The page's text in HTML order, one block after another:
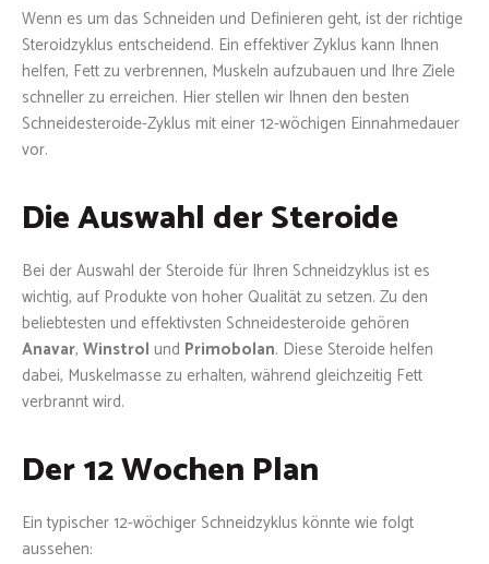
Wenn es um das Schneiden und Definieren geht, ist der richtige
Steroidzyklus entscheidend. Ein effektiver Zyklus kann Ihnen
helfen, Fett zu verbrennen, Muskeln aufzubauen und Ihre Ziele
schneller zu erreichen. Hier stellen wir Ihnen den besten
Schneidesteroide-Zyklus mit einer 12-wöchigen Einnahmedauer
vor.
Die Auswahl der Steroide
Bei der Auswahl der Steroide für Ihren Schneidzyklus ist es
wichtig, auf Produkte von hoher Qualität zu setzen. Zu den
beliebtesten und effektivsten Schneidesteroide gehören
Anavar, Winstrol und Primobolan. Diese Steroide helfen
dabei, Muskelmasse zu erhalten, während gleichzeitig Fett
verbrannt wird.
Der 12 Wochen Plan
Ein typischer 12-wöchiger Schneidzyklus könnte wie folgt
aussehen: